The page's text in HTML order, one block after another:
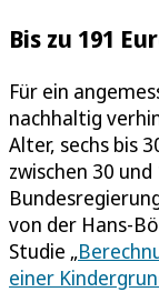
Bis zu 191
Für ein
nachhaltig
Alter, sechs bis
zwischen 30
von der Hans-
Studie „
einer